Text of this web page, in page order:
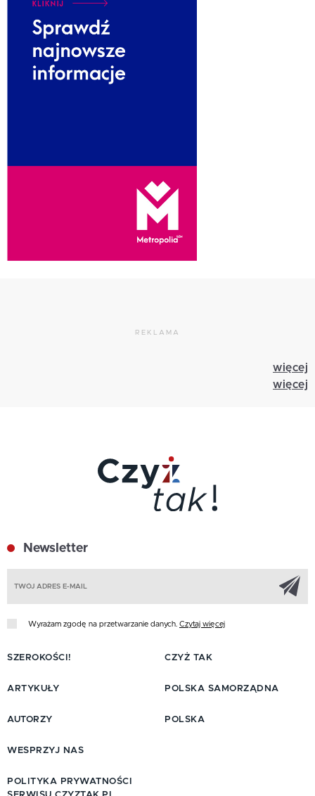
REKLAMA
więcej
więcej
Newsletter
Wyrażam zgodę na przetwarzanie danych. Czytaj więcej
SZEROKOŚCI!
ARTYKUŁY
AUTORZY
CZYŻ TAK
POLSKA SAMORZĄDNA
POLSKA
WESPRZYJ NAS
POLITYKA PRYWATNOŚCI